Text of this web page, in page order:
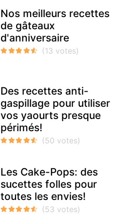
Nos meilleurs recettes
de gâteaux
d'anniversaire
Des recettes anti-
gaspillage pour utiliser
vos yaourts presque
périmés!
Les Cake-Pops: des
sucettes folles pour
toutes les envies!